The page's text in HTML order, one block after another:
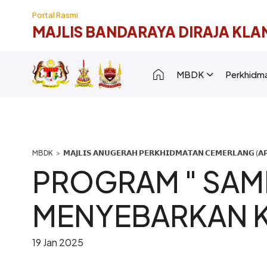
Portal Rasmi
MAJLIS BANDARAYA DIRAJA
Main navigation
MBDK
Breadcrumb
𝗠𝗔𝗝𝗟𝗜𝗦 𝗔𝗡𝗨𝗚𝗘𝗥𝗔𝗛 𝗣𝗘𝗥𝗞𝗛𝗜𝗗𝗠𝗔𝗧𝗔𝗡 𝗖𝗘𝗠𝗘𝗥𝗟𝗔𝗡𝗚
PROGRAM "
MENYEBARKAN
19 Jan 2025